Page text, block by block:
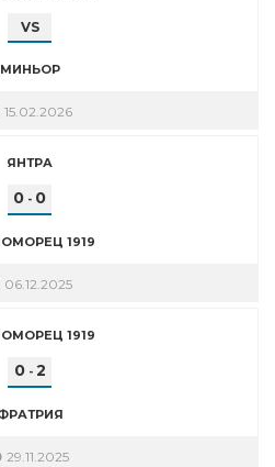
VS
МИНЬОР
15.02.2026
ЯНТРА
0 - 0
1919
06.12.2025
1919
0- 2
29.11.2025